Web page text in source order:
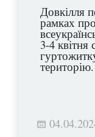
Довкілля
рамках
3-4
територію.